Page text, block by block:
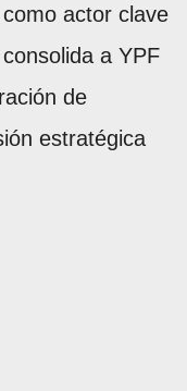
actor clave
a YPF
de
estratégica